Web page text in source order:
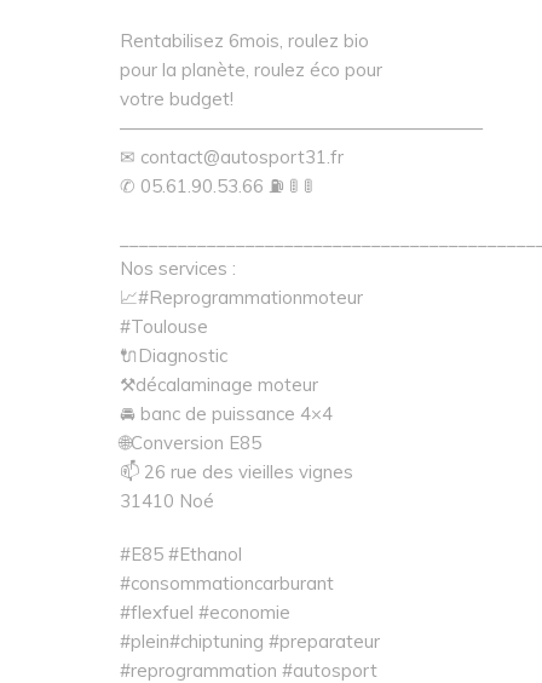
Rentabilisez 6mois, roulez bio
pour la planète, roulez éco pour
votre budget!
————————————————————
✉ contact@autosport31.fr
✆ 05.61.90.53.66 ⛽ 🚦 🚦
Nos services :
📈#Reprogrammationmoteur
#Toulouse
🔌Diagnostic
⚒décalaminage moteur
🚘 banc de puissance 4×4
🌐Conversion E85
📫 26 rue des vieilles vignes
31410 Noé
#E85 #Ethanol
#consommationcarburant
#flexfuel #economie
#plein#chiptuning #preparateur
#reprogrammation #autosport